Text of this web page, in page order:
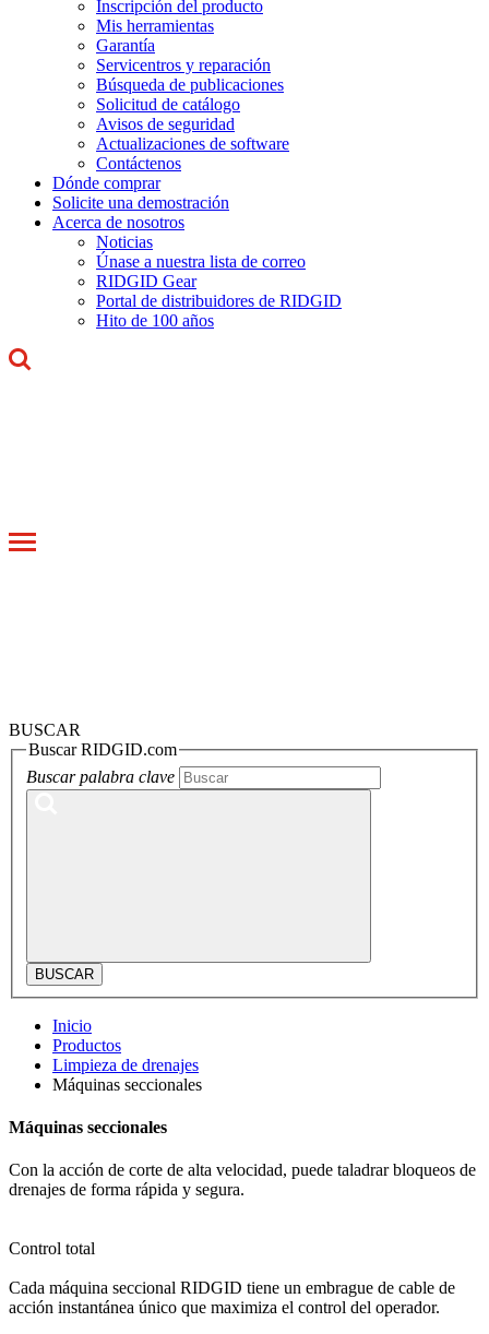
Inscripción del producto
Mis herramientas
Garantía
Servicentros y reparación
Búsqueda de publicaciones
Solicitud de catálogo
Avisos de seguridad
Actualizaciones de software
Contáctenos
Dónde comprar
Solicite una demostración
Acerca de nosotros
Noticias
Únase a nuestra lista de correo
RIDGID Gear
Portal de distribuidores de RIDGID
Hito de 100 años
Toggle
BUSCAR
Buscar RIDGID.com
Buscar palabra clave
BUSCAR
Inicio
Productos
Limpieza de drenajes
Máquinas seccionales
Máquinas seccionales
Con la acción de corte de alta velocidad, puede taladrar bloqueos de
drenajes de forma rápida y segura.
Control total
Cada máquina seccional RIDGID tiene un embrague de cable de
acción instantánea único que maximiza el control del operador.